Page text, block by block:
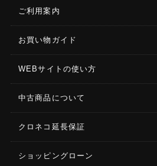
ご利用案内
お買い物ガイド
WEBサイトの使い方
中古商品について
クロネコ延長保証
ショッピングローン